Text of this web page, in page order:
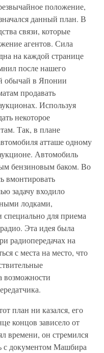
положение,
данный план. В
связи, которые
агентов. Сила
на каждой странице
после нашего
обычай в Японии
продавать
Используя
некоторое
Так, в плане
атташе одному
Автомобиль
бензиновым баком. Во
вмонтировать
задачу входило
лодками,
для приема
Эта идея была
радиопередачах на
с места на место, что
возможности
план ни казался, его
концов зависело от
времени, он стремился
с документом Машбира